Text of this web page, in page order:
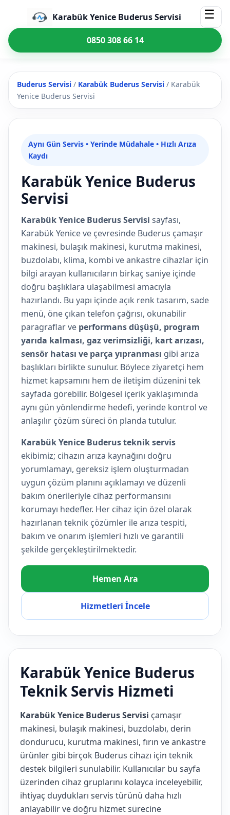
Karabük Yenice Buderus Servisi ☰
0850 308 66 14
Buderus Servisi / Karabük Buderus Servisi / Karabük
Yenice Buderus Servisi
Aynı Gün Servis • Yerinde Müdahale • Hızlı Arıza
Kaydı
Karabük Yenice Buderus
Servisi
Karabük Yenice Buderus Servisi sayfası,
Karabük Yenice ve çevresinde Buderus çamaşır
makinesi, bulaşık makinesi, kurutma makinesi,
buzdolabı, klima, kombi ve ankastre cihazlar için
bilgi arayan kullanıcıların birkaç saniye içinde
doğru başlıklara ulaşabilmesi amacıyla
hazırlandı. Bu yapı içinde açık renk tasarım, sade
menü, öne çıkan telefon çağrısı, okunabilir
paragraflar ve performans düşüşü, program
yarıda kalması, gaz verimsizliği, kart arızası,
sensör hatası ve parça yıpranması gibi arıza
başlıkları birlikte sunulur. Böylece ziyaretçi hem
hizmet kapsamını hem de iletişim düzenini tek
sayfada görebilir. Bölgesel içerik yaklaşımında
aynı gün yönlendirme hedefi, yerinde kontrol ve
anlaşılır çözüm süreci ön planda tutulur.
Karabük Yenice Buderus teknik servis
ekibimiz; cihazın arıza kaynağını doğru
yorumlamayı, gereksiz işlem oluşturmadan
uygun çözüm planını açıklamayı ve düzenli
bakım önerileriyle cihaz performansını
korumayı hedefler. Her cihaz için özel olarak
hazırlanan teknik çözümler ile arıza tespiti,
bakım ve onarım işlemleri hızlı ve garantili
şekilde gerçekleştirilmektedir.
Hemen Ara
Hizmetleri İncele
Karabük Yenice Buderus
Teknik Servis Hizmeti
Karabük Yenice Buderus Servisi çamaşır
makinesi, bulaşık makinesi, buzdolabı, derin
dondurucu, kurutma makinesi, fırın ve ankastre
ürünler gibi birçok Buderus cihazı için teknik
destek bilgileri sunulabilir. Kullanıcılar bu sayfa
üzerinden cihaz gruplarını kolayca inceleyebilir,
ihtiyaç duydukları servis türünü daha hızlı
anlayabilir ve doğru hizmet sürecine